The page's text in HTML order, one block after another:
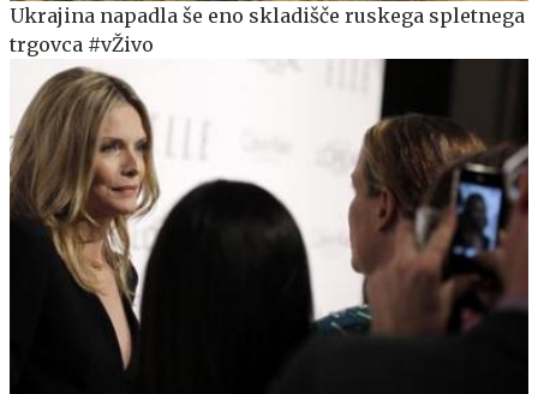
Ukrajina napadla še eno skladišče ruskega spletnega
trgovca #vŽivo